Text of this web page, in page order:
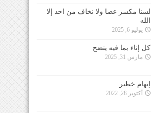
لسنا مكسر عصا ولا نخاف من احد إلا
الله
يوليو 6, 2025
كل إناء بما فيه ينضح
مارس 31, 2025
إتهام خطير
أكتوبر 28, 2022